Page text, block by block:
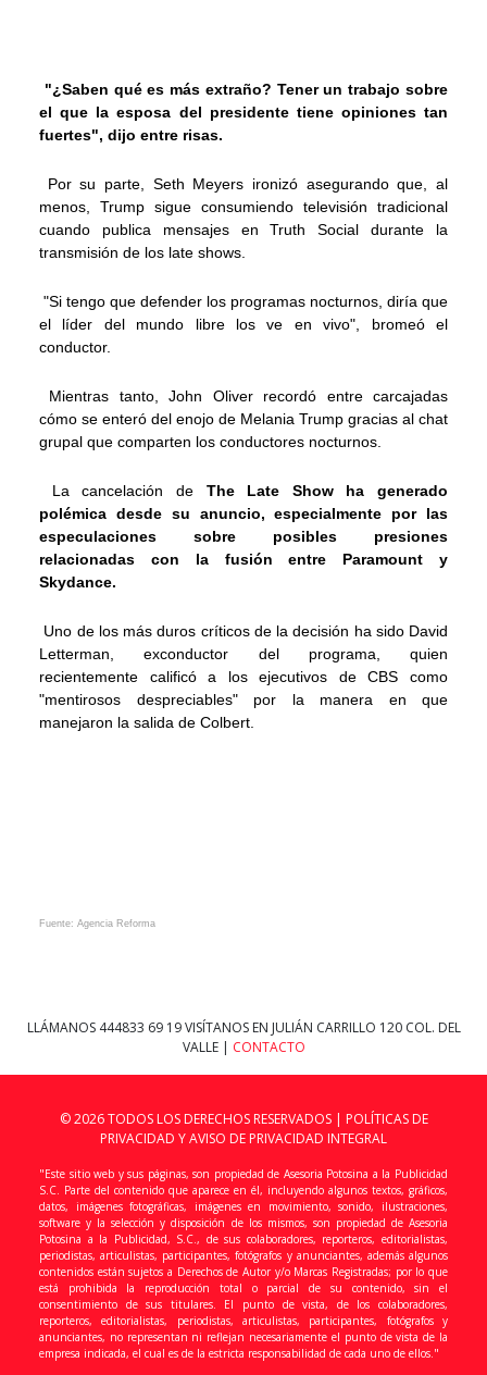
"¿Saben qué es más extraño? Tener un trabajo sobre
el que la esposa del presidente tiene opiniones tan
fuertes", dijo entre risas.
Por su parte, Seth Meyers ironizó asegurando que, al
menos, Trump sigue consumiendo televisión tradicional
cuando publica mensajes en Truth Social durante la
transmisión de los late shows.
"Si tengo que defender los programas nocturnos, diría que
el líder del mundo libre los ve en vivo", bromeó el
conductor.
Mientras tanto, John Oliver recordó entre carcajadas
cómo se enteró del enojo de Melania Trump gracias al chat
grupal que comparten los conductores nocturnos.
La cancelación de The Late Show ha generado
polémica desde su anuncio, especialmente por las
especulaciones sobre posibles presiones
relacionadas con la fusión entre Paramount y
Skydance.
Uno de los más duros críticos de la decisión ha sido David
Letterman, exconductor del programa, quien
recientemente calificó a los ejecutivos de CBS como
"mentirosos despreciables" por la manera en que
manejaron la salida de Colbert.
Fuente: Agencia Reforma
LLÁMANOS 444833 69 19VISÍTANOS EN JULIÁN CARRILLO 120 COL. DEL
VALLE | CONTACTO
© 2026 TODOS LOS DERECHOS RESERVADOS | POLÍTICAS DE
PRIVACIDAD Y AVISO DE PRIVACIDAD INTEGRAL
"Este sitio web y sus páginas, son propiedad de Asesoria Potosina a la Publicidad
S.C. Parte del contenido que aparece en él, incluyendo algunos textos, gráficos,
datos, imágenes fotográficas, imágenes en movimiento, sonido, ilustraciones,
software y la selección y disposición de los mismos, son propiedad de Asesoria
Potosina a la Publicidad, S.C., de sus colaboradores, reporteros, editorialistas,
periodistas, articulistas, participantes, fotógrafos y anunciantes, además algunos
contenidos están sujetos a Derechos de Autor y/o Marcas Registradas; por lo que
está prohibida la reproducción total o parcial de su contenido, sin el
consentimiento de sus titulares. El punto de vista, de los colaboradores,
reporteros, editorialistas, periodistas, articulistas, participantes, fotógrafos y
anunciantes, no representan ni reflejan necesariamente el punto de vista de la
empresa indicada, el cual es de la estricta responsabilidad de cada uno de ellos."